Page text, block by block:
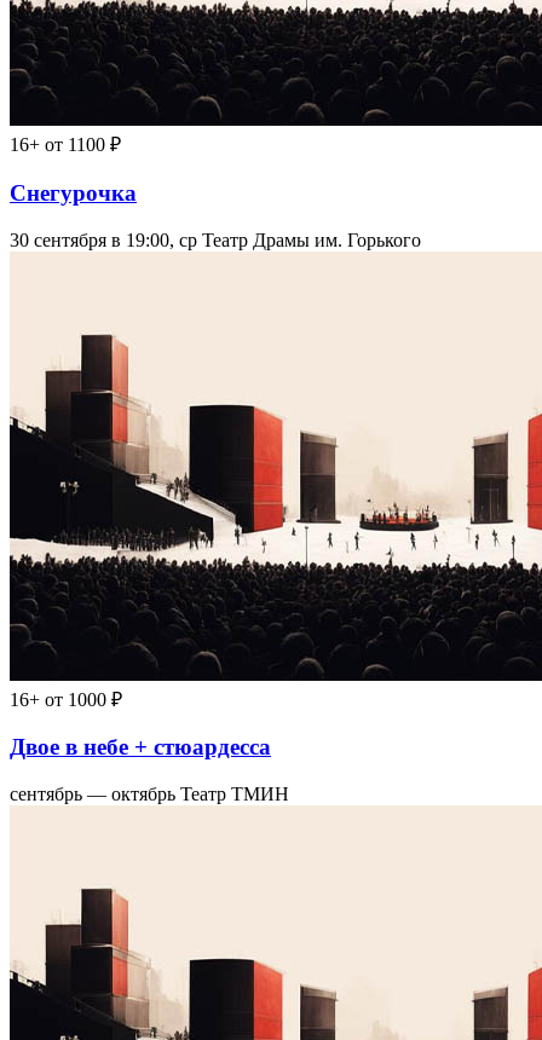
16+ от 1100 ₽
Снегурочка
30 сентября в 19:00, ср Театр Драмы им. Горького
16+ от 1000 ₽
Двое в небе + стюардесса
сентябрь — октябрь Театр ТМИН